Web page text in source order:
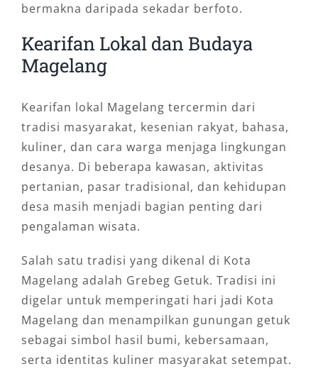
bermakna daripada sekadar berfoto.
Kearifan Lokal dan Budaya
Magelang
Kearifan lokal Magelang tercermin dari
tradisi masyarakat, kesenian rakyat, bahasa,
kuliner, dan cara warga menjaga lingkungan
desanya. Di beberapa kawasan, aktivitas
pertanian, pasar tradisional, dan kehidupan
desa masih menjadi bagian penting dari
pengalaman wisata.
Salah satu tradisi yang dikenal di Kota
Magelang adalah Grebeg Getuk. Tradisi ini
digelar untuk memperingati hari jadi Kota
Magelang dan menampilkan gunungan getuk
sebagai simbol hasil bumi, kebersamaan,
serta identitas kuliner masyarakat setempat.